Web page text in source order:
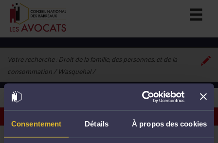
Consentement Détails À propos des cookies
Votre recherche :Droit de la famille, des personnes, et de la
consommation / Wasquehal
avocat correspondant à vos critères
ME LUDOVIC SCHRYVE